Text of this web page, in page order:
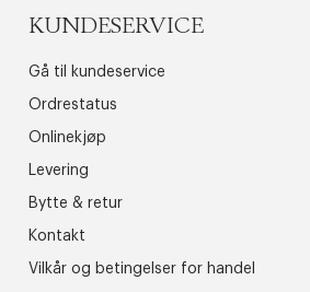
KUNDESERVICE
Gå til kundeservice
Ordrestatus
Onlinekjøp
Levering
Bytte & retur
Kontakt
Vilkår og betingelser for handel